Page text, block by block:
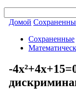
Домой
Сохраненные
-